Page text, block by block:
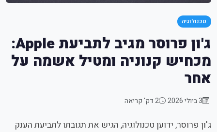
טכנולוגיה
ג'ון פרוסר מגיב לתביעת Apple:
מכחיש קנוניה ומטיל אשמה על
אחר
3 ביולי 2026 2 דק' קריאה
ג'ון פרוסר, ידוען טכנולוגיה, הגיש את תגובתו לתביעת הענק